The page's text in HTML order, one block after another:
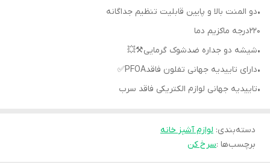
•دو المنت بالا و پایین قابلیت تنظیم جداگانه
۲۲۰درجه ماکزیم دما
•شیشه دو جداره ضدشوک گرمایی⚒️💥
•دارای تاییدیه جهانی تفلون فاقدPFOA✅
•تاییدیه جهانی لوازم الکتریکی فاقد سرب
دسته‌بندی: لوازم آشپز خانه
برچسب‌ها :سرخ کن